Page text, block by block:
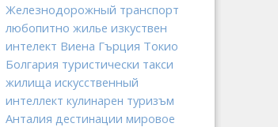
Железнодорожный транспорт
любопитно жилье изкуствен
интелект Виена Гърция Токио
Болгария туристически такси
жилища искусственный
интеллект кулинарен туризъм
Анталия дестинации мировое